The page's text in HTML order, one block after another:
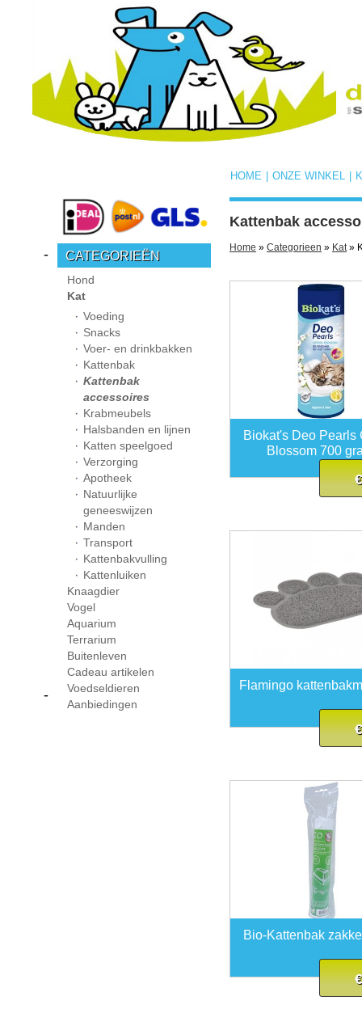
ONZE WINKEL
HOME
CATEGORIEËN
-
Hond
Kat
Voeding
Snacks
Voer- en drinkbakken
Kattenbak
Kattenbak
accessoires
Krabmeubels
Halsbanden en lijnen
Katten speelgoed
Verzorging
Apotheek
Natuurlijke
geneeswijzen
Manden
Transport
Kattenbakvulling
Kattenluiken
Knaagdier
Vogel
Aquarium
Terrarium
Buitenleven
Cadeau artikelen
Voedseldieren
Aanbiedingen
-
Kattenbak
Home » Categorieen » Kat»
Biokat's Deo Pearls
Blossom 700
Flamingo
Bio-Kattenbak